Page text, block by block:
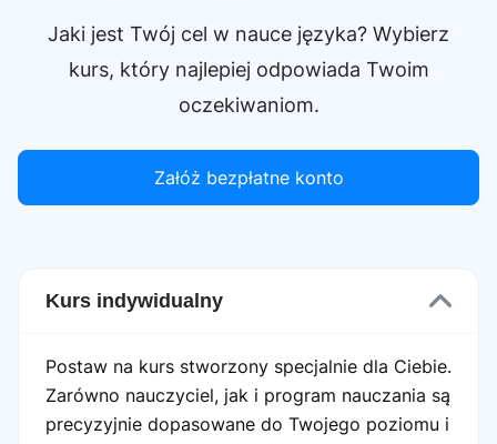
Jaki jest Twój cel w nauce języka? Wybierz
kurs, który najlepiej odpowiada Twoim
oczekiwaniom.
Załóż bezpłatne konto
Kurs indywidualny
Postaw na kurs stworzony specjalnie dla Ciebie.
Zarówno nauczyciel, jak i program nauczania są
precyzyjnie dopasowane do Twojego poziomu i